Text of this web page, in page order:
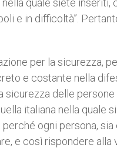
quale siete inseriti,
e in difficoltà”.
per la sicurezza,
e costante nella
delle persone
italiana nella quale
ogni persona,
e così rispondere alla